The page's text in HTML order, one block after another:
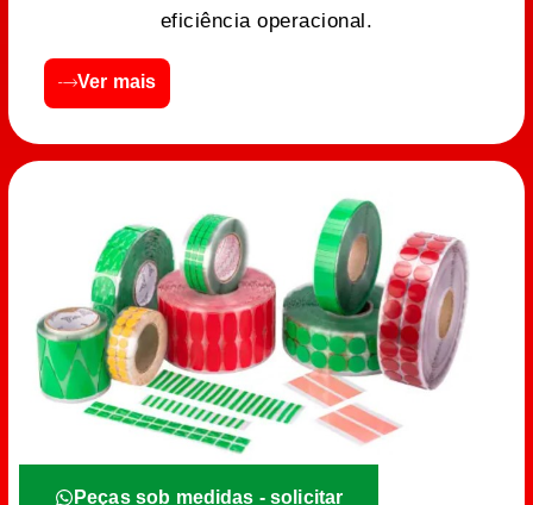
eficiência operacional.
Ver mais
Peças sob medidas - solicitar